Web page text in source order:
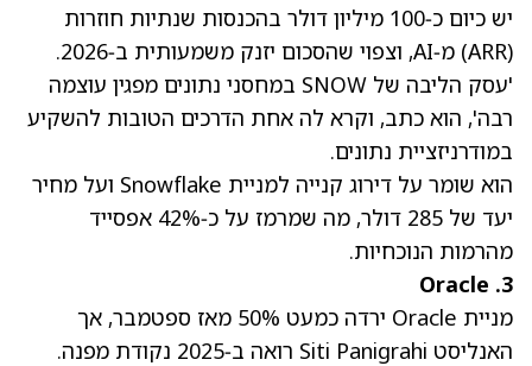
יש כיום כ‑100 מיליון דולר בהכנסות שנתיות חוזרות
(ARR) מ‑AI, וצפוי שהסכום יזנק משמעותית ב‑2026.
'עסק הליבה של SNOW במחסני נתונים מפגין עוצמה
רבה', הוא כתב, וקרא לה אחת הדרכים הטובות להשקיע
במודרניזציית נתונים.
הוא שומר על דירוג קנייה למניית Snowflake ועל מחיר
יעד של 285 דולר, מה שמרמז על כ‑42% אפסייד
מהרמות הנוכחיות.
3.
Oracle
מניית Oracle ירדה כמעט 50% מאז ספטמבר, אך
האנליסט Siti Panigrahi רואה ב‑2025 נקודת מפנה.